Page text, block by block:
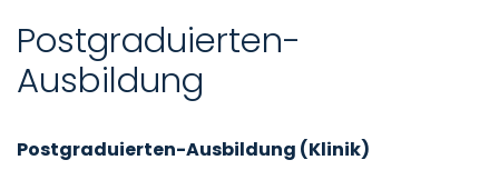
Postgraduierten-
Ausbildung
Postgraduierten-Ausbildung (Klinik)